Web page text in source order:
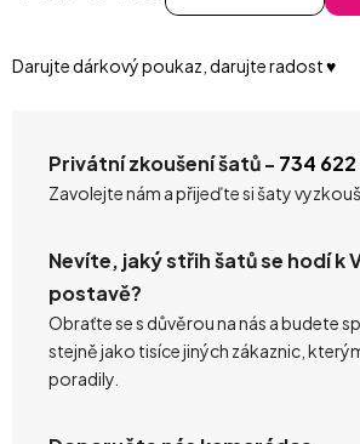
Darujte dárkový poukaz, darujte radost ♥️
Privátní zkoušení šatů - 734
Zavolejte nám a přijeďte si šaty
Nevíte, jaký střih šatů se hodí k
postavě?
Obraťte se s důvěrou na nás a budete
stejně jako tisíce jiných zákaznic,
poradily.